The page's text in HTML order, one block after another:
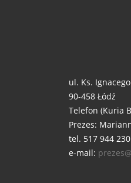
ul. Ks.
90-458 Łódź
Telefon (Kuria
Prezes:
tel. 517 944 230
e-mail: